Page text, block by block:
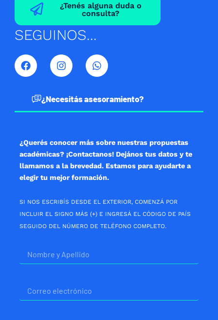
¿Tenés alguna duda o
consulta?
SEGUINOS...
F
a
c
I
n
s
a
W
h
a
s
¿Necesitás asesoramiento?
¿Querés conocer más sobre nuestras propuestas
académicas? ¡Contactanos! Dejános tus datos y te
llamamos a la brevedad. Estamos para ayudarte a
elegir tu mejor formación.
SI NOS ESCRIBÍS DESDE EL EXTERIOR, COMENZÁ POR
INCLUIR EL SIGNO MÁS (+) E INGRESÁ EL CÓDIGO DE PAÍS
SEGUIDO DEL NÚMERO DE TELÉFONO COMPLETO.
electrónico